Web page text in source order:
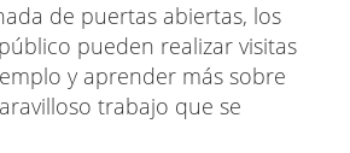
de puertas abiertas, los
pueden realizar visitas
y aprender más sobre
trabajo que se